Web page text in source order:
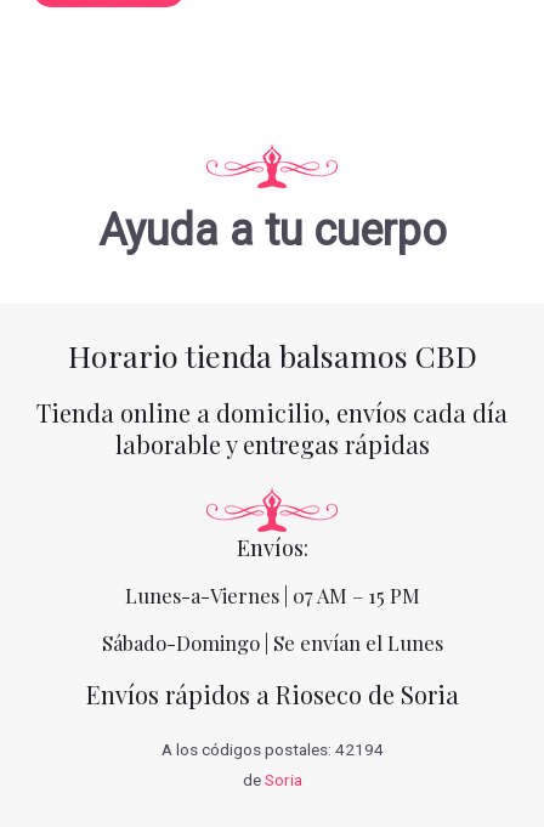
Ayuda a tu cuerpo
Horario tienda balsamos CBD
Tienda online a domicilio, envíos cada día
laborable y entregas rápidas
Envíos:
Lunes-a-Viernes | 07 AM – 15 PM
Sábado-Domingo | Se envían el Lunes
Envíos rápidos a Rioseco de Soria
A los códigos postales: 42194
deSoria